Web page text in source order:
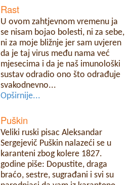
Rast
U ovom zahtjevnom vremenu ja
se nisam bojao bolesti, ni za sebe,
ni za moje bližnje jer sam uvjeren
da je taj virus među nama već
mjesecima i da je naš imunološki
sustav odradio ono što odrađuje
svakodnevno...
Opširnije...
Puškin
Veliki ruski pisac Aleksandar
Sergejevič Puškin nalazeći se u
karanteni zbog kolere 1827.
godine piše: Dopustite, draga
braćo, sestre, sugrađani i svi su